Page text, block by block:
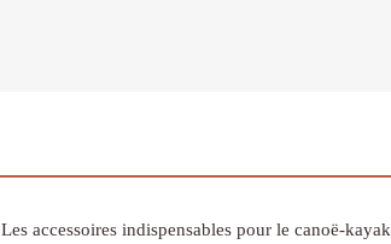
Les accessoires indispensables pour le canoë-kayak